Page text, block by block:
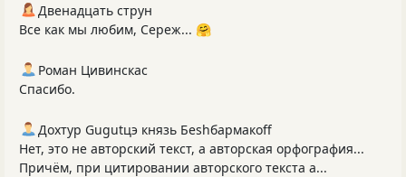
Двенадцать струн
Все как мы любим, Сереж... 🤗
Роман Цивинскас
Спасибо.
Дохтур Gugutцэ князь Беshбармакоff
Нет, это не авторский текст, а авторская орфография...
Причём, при цитировании авторского текста а...